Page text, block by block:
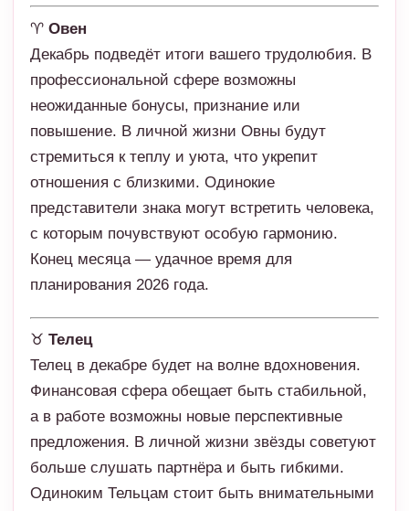
♈ Овен
Декабрь подведёт итоги вашего трудолюбия. В
профессиональной сфере возможны
неожиданные бонусы, признание или
повышение. В личной жизни Овны будут
стремиться к теплу и уюта, что укрепит
отношения с близкими. Одинокие
представители знака могут встретить человека,
с которым почувствуют особую гармонию.
Конец месяца — удачное время для
планирования 2026 года.
♉ Телец
Телец в декабре будет на волне вдохновения.
Финансовая сфера обещает быть стабильной,
а в работе возможны новые перспективные
предложения. В личной жизни звёзды советуют
больше слушать партнёра и быть гибкими.
Одиноким Тельцам стоит быть внимательными